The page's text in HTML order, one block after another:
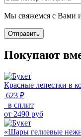
Мы свяжемся с Вами
Отправить
Покупают
Красные лепестки в
623 ₽
в сплит
от 2490 руб
«Шары гелиевые